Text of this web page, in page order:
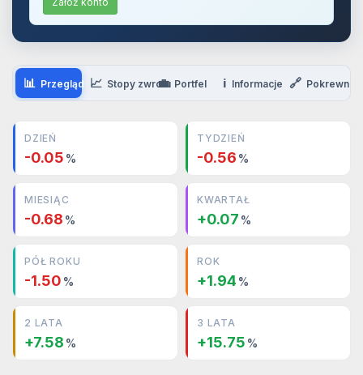
📊 Przegląd 📈 Stopy zwrotu
💼 Portfel ℹ️ Informacje 🔗 Pokrewne
DZIEŃ
-0.05 %
TYDZIEŃ
-0.56 %
MIESIĄC
-0.68 %
KWARTAŁ
+0.07 %
PÓŁ ROKU
-1.50 %
ROK
+1.94 %
2 LATA
+7.58 %
3 LATA
+15.75 %